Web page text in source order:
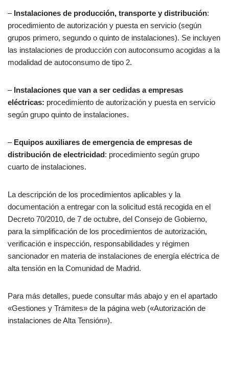
– Instalaciones de producción, transporte y distribución:
procedimiento de autorización y puesta en servicio (según
grupos primero, segundo o quinto de instalaciones). Se incluyen
las instalaciones de producción con autoconsumo acogidas a la
modalidad de autoconsumo de tipo 2.
– Instalaciones que van a ser cedidas a empresas
eléctricas: procedimiento de autorización y puesta en servicio
según grupo quinto de instalaciones.
– Equipos auxiliares de emergencia de empresas de
distribución de electricidad: procedimiento según grupo
cuarto de instalaciones.
La descripción de los procedimientos aplicables y la
documentación a entregar con la solicitud está recogida en el
Decreto 70/2010, de 7 de octubre, del Consejo de Gobierno,
para la simplificación de los procedimientos de autorización,
verificación e inspección, responsabilidades y régimen
sancionador en materia de instalaciones de energía eléctrica de
alta tensión en la Comunidad de Madrid.
Para más detalles, puede consultar más abajo y en el apartado
«Gestiones y Trámites» de la página web («Autorización de
instalaciones de Alta Tensión»).